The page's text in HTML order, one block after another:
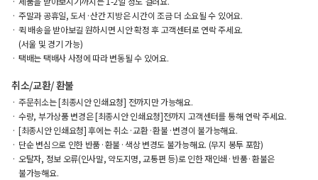
주말과 공휴일, 도서·산간 지방은 시간이 조금 더 소요될 수 있어요.
퀵 배송을 받아보길 원하시면 시안 확정 후 고객센터로 연락 주세요.
(서울 및 경기 가능)
택배는 택배사 사정에 따라 변동될 수 있어요.
취소/교환/ 환불
주문취소는 [최종시안 인쇄요청] 전까지만 가능해요.
수량, 부가상품 변경은 [최종시안 인쇄요청]전까지 고객센터를 통해 연락 주세요.
[최종시안 인쇄요청] 후에는 취소·교환·환불·변경이 불가능해요.
단순 변심으로 인한 반품·환불·색상 변경도 불가능해요. (무지 봉투 포함)
오탈자, 정보 오류(인사말, 약도지명, 교통편 등)로 인한 재인쇄·반품·환불은
불가능해요.